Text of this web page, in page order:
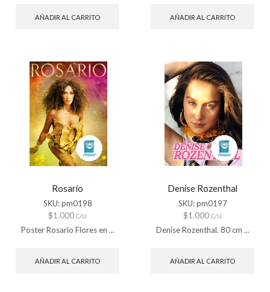
AÑADIR AL CARRITO AÑADIR AL CARRITO
Rosario
SKU:pm0198
$1.000 C/U
Poster Rosario Flores en ...
AÑADIR AL CARRITO
Denise Rozenthal
SKU:pm0197
$1.000 C/U
Denise Rozenthal. 80 cm ...
AÑADIR AL CARRITO